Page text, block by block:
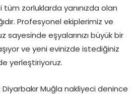
tüm zorluklarda yanınızda olan
Profesyonel ekiplerimiz ve
sayesinde eşyalarınızı büyük bir
ve yeni evinizde istediğiniz
yerleştiriyoruz.
Diyarbakır Muğla nakliyeci denince